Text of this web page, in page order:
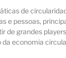
de
e pessoas,
de grandes
da economia